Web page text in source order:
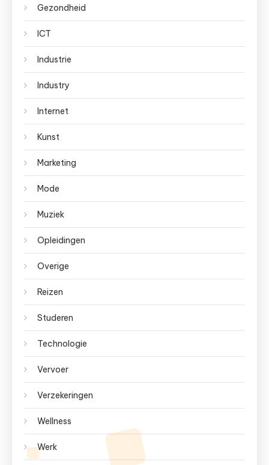
Gezondheid
ICT
Industrie
Industry
Internet
Kunst
Marketing
Mode
Muziek
Opleidingen
Overige
Reizen
Studeren
Technologie
Vervoer
Verzekeringen
Wellness
Werk